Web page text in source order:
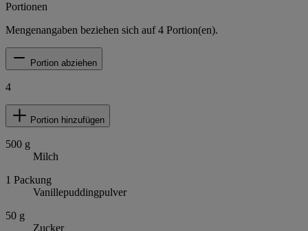
Portionen
Mengenangaben beziehen sich auf4 Portion(en).
Portion abziehen
4
Portion hinzufügen
500 g
Milch
1 Packung
Vanillepuddingpulver
50 g
Zucker